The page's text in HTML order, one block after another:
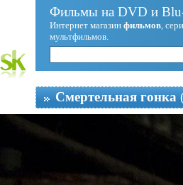
Фильмы на DVD и
Интернет магазин фильмов,
мультфильмов.
Смертельная гонка